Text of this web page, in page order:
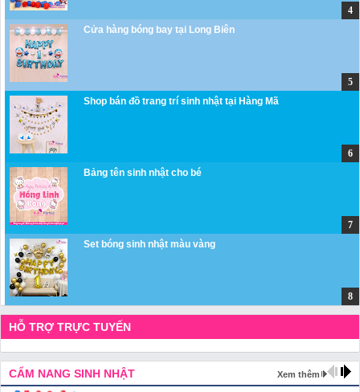
Cửa hàng bóng bay tại Long Biên
Shop bán đồ trang trí sinh nhật tại Hàng Mã
Bảng tên sinh nhật cho bé
Set bóng sinh nhật màu vàng
HỖ TRỢ TRỰC TUYẾN
CẨM NANG SINH NHẬT Xem thêm